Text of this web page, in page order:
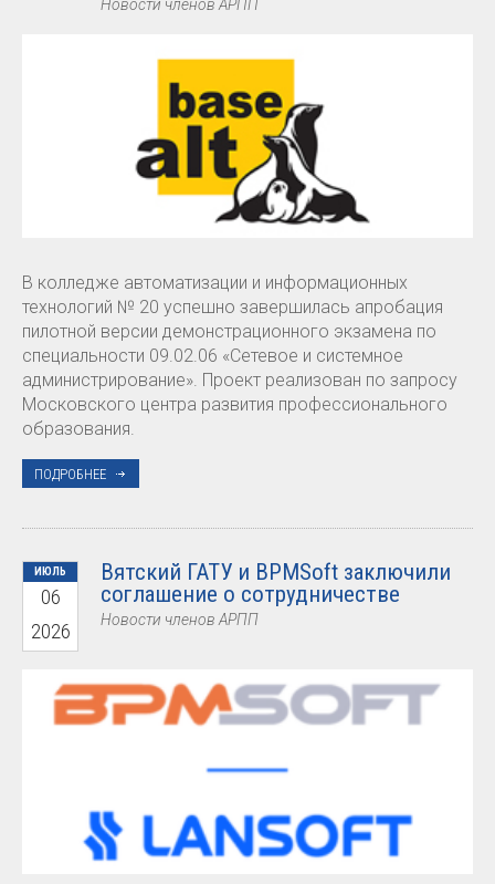
Новости членов АРПП
В колледже автоматизации и информационных
технологий № 20 успешно завершилась апробация
пилотной версии демонстрационного экзамена по
специальности 09.02.06 «Сетевое и системное
администрирование». Проект реализован по запросу
Московского центра развития профессионального
образования.
ПОДРОБНЕЕ
ИЮЛЬ
06
2026
Вятский ГАТУ и BPMSoft заключили
соглашение о сотрудничестве
Новости членов АРПП